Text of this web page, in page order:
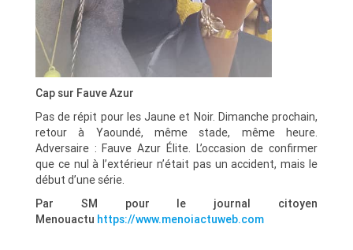
Cap sur Fauve Azur
Pas de répit pour les Jaune et Noir. Dimanche prochain,
retour à Yaoundé, même stade, même heure.
Adversaire : Fauve Azur Élite. L’occasion de confirmer
que ce nul à l’extérieur n’était pas un accident, mais le
début d’une série.
Par SM pour le journal citoyen
Menouactu https://www.menoiactuweb.com